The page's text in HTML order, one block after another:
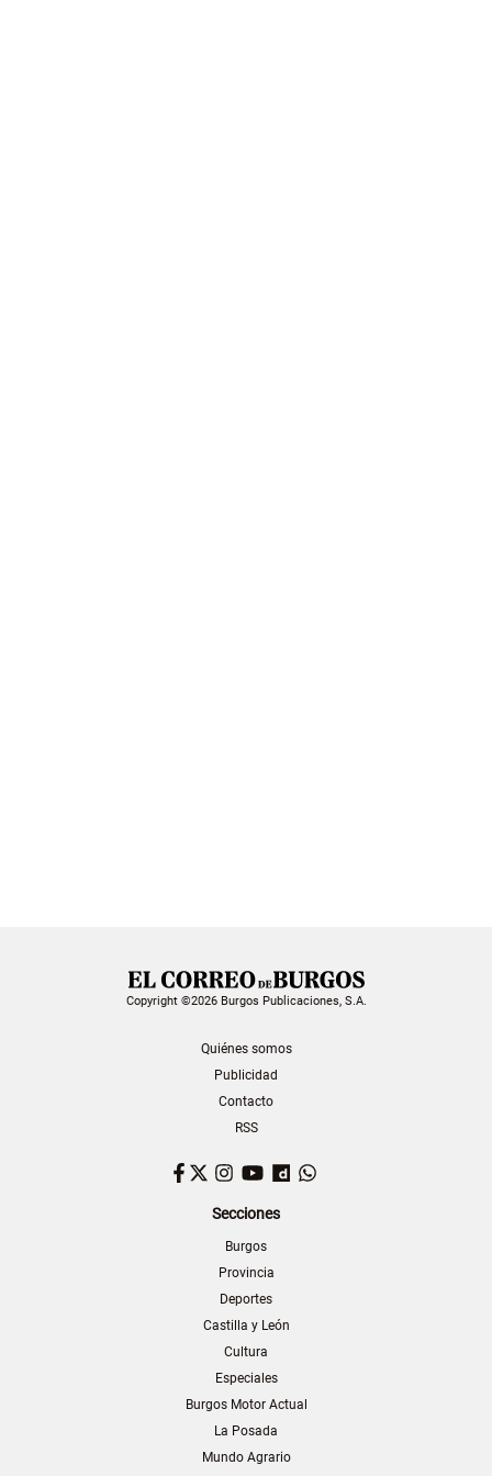
Copyright ©2026 Burgos Publicaciones, S.A.
Quiénes somos
Publicidad
Contacto
RSS
Facebook
TwitterInstagram
YouTubeDailymotion
Secciones
Burgos
Provincia
Deportes
Castilla y León
Cultura
Especiales
Burgos Motor Actual
La Posada
Mundo Agrario